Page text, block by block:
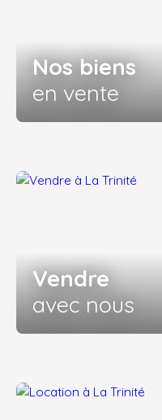
Nos biens
en vente
Vendre
avec nous